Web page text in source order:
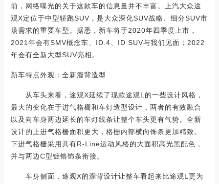
前，网络曝光的关于这款车的信息量并不丰富。上汽大众途
观X定位于中型轿跑SUV，是大众深化SUV战略、细分SUV市
场需求的重要车型。据悉，新车将于2020年四季度上市，
2021年会有SMV概念车、ID.4、ID SUV与我们见面；2022
年会有全新大型SUV亮相。
新车特点外观：全新溜背造型
从车头来看，途观X延续了现款途观L的一些设计风格，
最大的变化在于进气格栅和车灯造型设计，两者的有效融合
以及向车身两边延长的车灯线条让整个车头更有气势。全新
设计的上进气格栅面积更大，格栅内部横向饰条更加精致。
下进气格栅采用具有R-Line运动风格的大面积高光黑配色，
并与两边C型镀铬饰条衔接。
车身侧面，途观X的溜背设计让整车看起来比途观L更为